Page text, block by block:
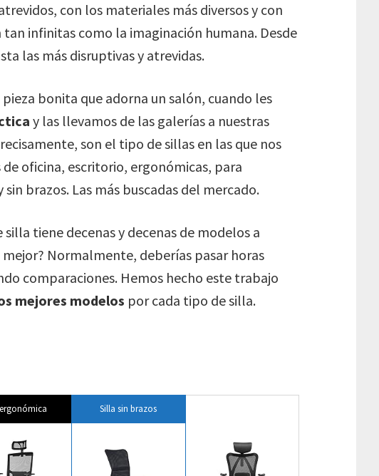
con los materiales más diversos y con
infinitas como la imaginación humana. Desde
las más disruptivas y atrevidas.
pieza bonita que adorna un salón, cuando les
y las llevamos de las galerías a nuestras
son el tipo de sillas en las que nos
oficina, escritorio, ergonómicas, para
brazos. Las más buscadas del mercado.
tiene decenas y decenas de modelos a
mejor? Normalmente, deberías pasar horas
comparaciones. Hemos hecho este trabajo
mejores modelos por cada tipo de silla.
Silla sin brazos